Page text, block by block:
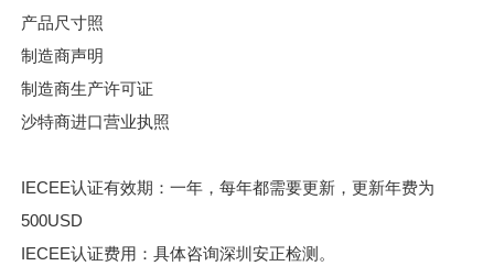
产品尺寸照
制造商声明
制造商生产许可证
沙特商进口营业执照
IECEE认证有效期：一年，每年都需要更新，更新年费为
500USD
IECEE认证费用：具体咨询深圳安正检测。